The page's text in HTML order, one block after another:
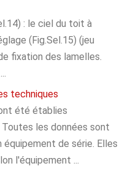
: le ciel du toit à
(Fig.Sel.15) (jeu
fixation des lamelles.
techniques
été établies
les données sont
équipement de série. Elles
l'équipement ...